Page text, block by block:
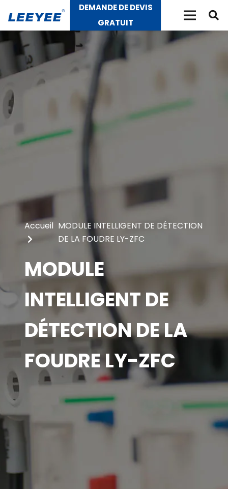
DEMANDE DE DEVIS
GRATUIT
Accueil MODULE INTELLIGENT DE DÉTECTION
DE LA FOUDRE LY-ZFC
MODULE
INTELLIGENT DE
DÉTECTION DE LA
FOUDRE LY-ZFC